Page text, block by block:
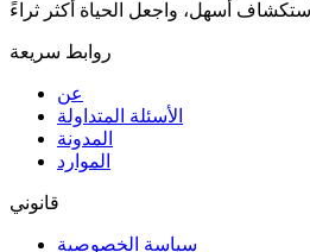
روابط سريعة
عن
الأسئلة المتداولة
المدونة
الموارد
قانوني
سياسة الخصوصية